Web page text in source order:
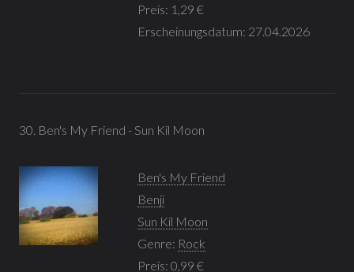
Preis: 1,29 €
Erscheinungsdatum: 27.04.2026
30. Ben's My Friend - Sun Kil Moon
Ben's My Friend
Benji
Sun Kil Moon
Genre: Rock
Preis: 0,99 €